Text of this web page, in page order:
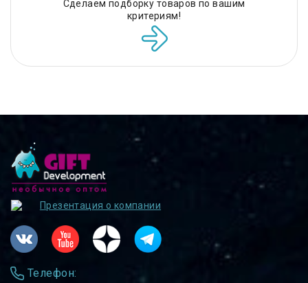
Сделаем подборку товаров по вашим
критериям!
Презентация о компании
Телефон: